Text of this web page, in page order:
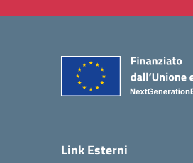
Link Esterni